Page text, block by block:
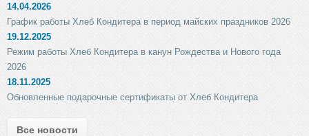
14.04.2026
График работы Хлеб Кондитера в период майских праздников 2026
19.12.2025
Режим работы Хлеб Кондитера в канун Рождества и Нового года
2026
18.11.2025
Обновленные подарочные сертификаты от Хлеб Кондитера
Все новости